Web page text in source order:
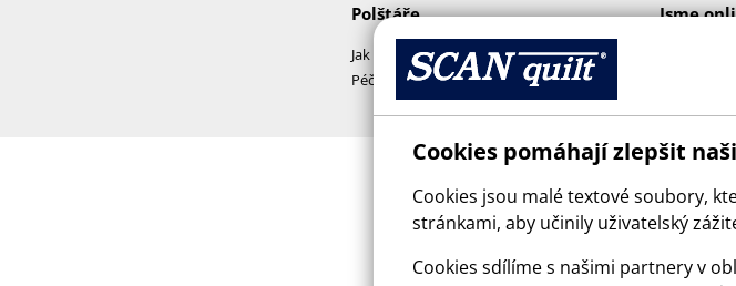
Polštáře
Jak vybrat polštář
Péče a praní polštářů
Jsme
Cookies pomáhají zlepšit
Cookies jsou malé textové soubory,
stránkami, aby učinily uživatelský
Cookies sdílíme s našimi partnery v